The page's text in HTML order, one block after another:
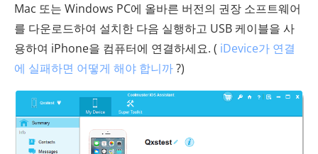
Mac 또는 Windows PC에 올바른 버전의 권장 소프트웨어
를 다운로드하여 설치한 다음 실행하고 USB 케이블을 사
용하여 iPhone을 컴퓨터에 연결하세요. ( iDevice가 연결
에 실패하면 어떻게 해야 합니까?)